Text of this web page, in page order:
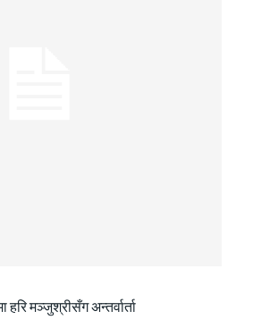
मञ्जुश्रीसँग अन्तर्वार्ता